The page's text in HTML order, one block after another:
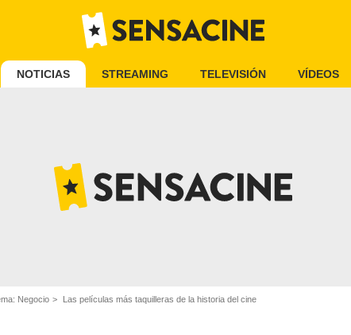
NOTICIAS STREAMING TELEVISIÓN VÍDEOS
Negocio Las películas más taquilleras de la historia del cine